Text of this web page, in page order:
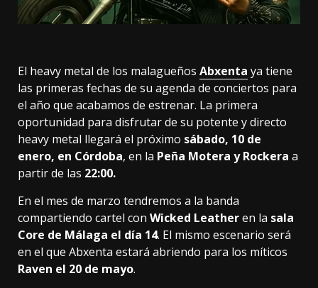
El heavy metal de los malagueños Abxenta ya tiene
las primeras fechas de su agenda de conciertos para
el año que acabamos de estrenar. La primera
oportunidad para disfrutar de su potente y directo
heavy metal llegará el próximo sábado, 10 de
enero, en Córdoba, en la Peña Motera y Rockera a
partir de las 22:00.
En el mes de marzo tendremos a la banda
compartiendo cartel con Wicked Leatheren la sala
Core de Málaga el día 14. El mismo escenario será
en el que Abxenta estará abriendo para los míticos
Raven el 20 de mayo.